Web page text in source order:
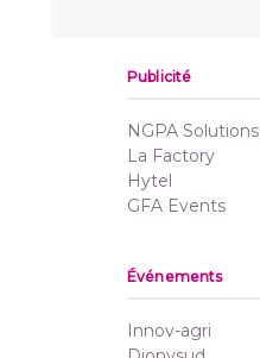
Publicité
NGPA Solutions
La Factory
Hytel
GFA Events
Événements
Innov-agri